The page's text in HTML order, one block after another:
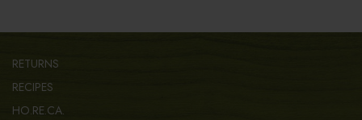
RETURNS
RECIPES
HO.RE.CA.